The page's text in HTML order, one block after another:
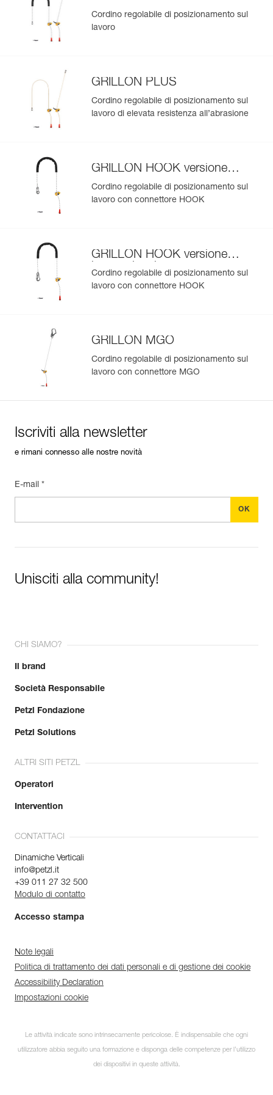
Cordino regolabile di posizionamento sul
lavoro
GRILLON PLUS
Cordino regolabile di posizionamento sul
lavoro di elevata resistenza all’abrasione
GRILLON HOOK versione
europea
Cordino regolabile di posizionamento sul
lavoro con connettore HOOK
GRILLON HOOK versione
internazionale
Cordino regolabile di posizionamento sul
lavoro con connettore HOOK
GRILLON MGO
Cordino regolabile di posizionamento sul
lavoro con connettore MGO
Iscriviti alla newsletter
e rimani connesso alle nostre novità
E-mail *
Unisciti alla community!
CHI SIAMO?
Il brand
Società Responsabile
Petzl Fondazione
Petzl Solutions
ALTRI SITI PETZL
Operatori
Intervention
CONTATTACI
Dinamiche Verticali
info@petzl.it
+39 011 27 32 500
Modulo di contatto
Accesso stampa
Note legali
Politica di trattamento dei dati personali e di gestione dei cookie
Accessibility Declaration
Impostazioni cookie
Le attività indicate sono intrinsecamente pericolose. È indispensabile che ogni
utilizzatore abbia seguito una formazione e disponga delle competenze per l’utilizzo
dei dispositivi in queste attività.